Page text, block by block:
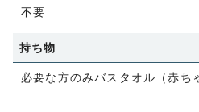
不要
持ち物
必要な方のみバスタオル（赤ち